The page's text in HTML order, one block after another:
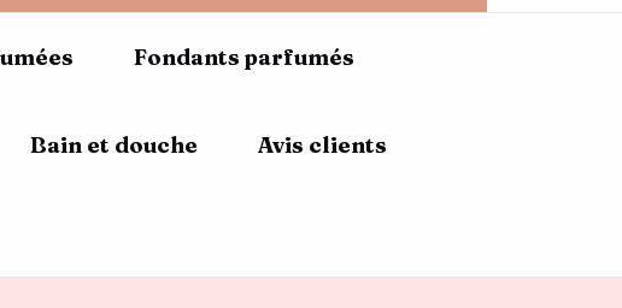
Fondants parfumés
Bain et douche Avis clients